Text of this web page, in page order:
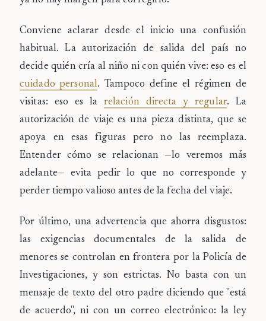
Conviene aclarar desde el inicio una confusión
habitual. La autorización de salida del país no
decide quién cría al niño ni con quién vive: eso es el
cuidado personal. Tampoco define el régimen de
visitas: eso es la relación directa y regular. La
autorización de viaje es una pieza distinta, que se
apoya en esas figuras pero no las reemplaza.
Entender cómo se relacionan —lo veremos más
adelante— evita pedir lo que no corresponde y
perder tiempo valioso antes de la fecha del viaje.
Por último, una advertencia que ahorra disgustos:
las exigencias documentales de la salida de
menores se controlan en frontera por la Policía de
Investigaciones, y son estrictas. No basta con un
mensaje de texto del otro padre diciendo que "está
de acuerdo", ni con un correo electrónico: la ley